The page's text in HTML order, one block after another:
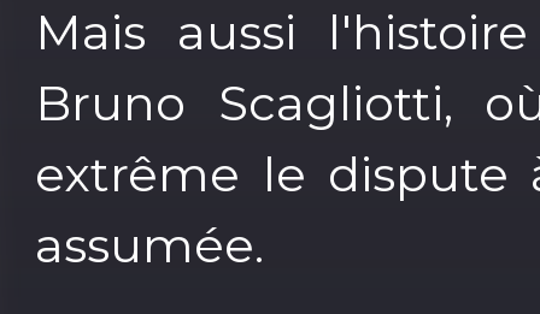
Mais aussi
Bruno Scagliotti,
extrême le dispute
assumée.